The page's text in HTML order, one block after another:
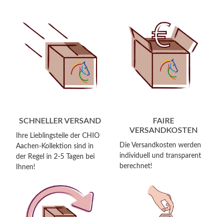
SCHNELLER VERSAND
Ihre Lieblingsteile der CHIO
Aachen-Kollektion sind in
der Regel in 2-5 Tagen bei
Ihnen!
FAIRE
VERSANDKOSTEN
Die Versandkosten werden
individuell und transparent
berechnet!